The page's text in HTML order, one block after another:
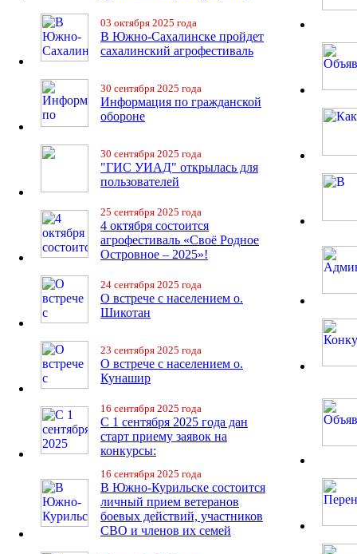
03 октября 2025 года
В Южно-Сахалинске пройдет
сахалинский агрофестиваль
30 сентября 2025 года
Информация по гражданской
обороне
30 сентября 2025 года
"ГИС УИАД" открылась для
пользователей
25 сентября 2025 года
4 октября состоится
агрофестиваль «Своё Родное
Островное – 2025»!
24 сентября 2025 года
О встрече с населением о.
Шикотан
23 сентября 2025 года
О встрече с населением о.
Кунашир
16 сентября 2025 года
С 1 сентября 2025 года дан
старт приему заявок на
конкурсы:
16 сентября 2025 года
В Южно-Курильске состоится
личный прием ветеранов
боевых действий, участников
СВО и членов их семей